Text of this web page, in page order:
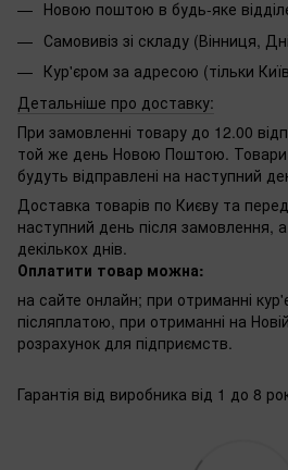
Новою поштою в будь-яке
Самовивіз зі складу (Вінниця,
Кур'єром за адресою (тільки
Детальніше про доставку:
При замовленні товару до 12.00
той же день Новою Поштою. Товари
будуть відправлені на наступний
Доставка товарів по Києву та
наступний день після замовлення,
декількох днів.
Оплатити товар можна:
на сайте онлайн; при отриманні
післяплатою, при отриманні на
розрахунок для підприємств.
Гарантія від виробника від 1 до 8